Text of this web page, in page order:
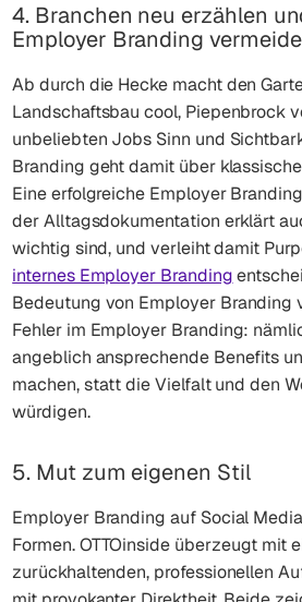
4. Branchen neu erzählen
Employer Branding
Ab durch die Hecke macht den
Landschaftsbau cool, Piepenbrock
unbeliebten Jobs Sinn und
Branding geht damit über
Eine erfolgreiche Employer
der Alltagsdokumentation erklärt
wichtig sind, und verleiht damit
internes Employer Branding
Bedeutung von Employer Branding
Fehler im Employer Branding:
angeblich ansprechende Benefits
machen, statt die Vielfalt und den
würdigen.
5. Mut zum eigenen Stil
Employer Branding auf Social
Formen. OTTOinside überzeugt mit
zurückhaltenden, professionellen